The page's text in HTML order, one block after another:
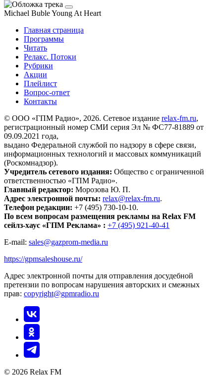
Michael BubleYoung At Heart
Главная страница
Программы
Читать
Релакс. Потоки
Рубрики
Акции
Плейлист
Вопрос-ответ
Контакты
© ООО «ГПМ Радио», 2026. Сетевое издание relax-fm.ru,
регистрационный номер СМИ серия Эл № ФС77-81889 от
09.09.2021 года,
выдано Федеральной службой по надзору в сфере связи,
информационных технологий и массовых коммуникаций
(Роскомнадзор).
Учредитель сетевого издания: Общество с ограниченной
ответственностью «ГПМ Радио».
Главный редактор: Морозова Ю. П.
Адрес электронной почты: relax@relax-fm.ru.
Телефон редакции: +7 (495) 730-10-10.
По всем вопросам размещения рекламы на Relax FM
сейлз-хаус «ГПМ Реклама» : +7 (495) 921-40-41
E-mail: sales@gazprom-media.ru
https://gpmsaleshouse.ru/
Адрес электронной почты для отправления досудебной
претензии по вопросам нарушения авторских и смежных
прав: copyright@gpmradio.ru
© 2026 Relax FM